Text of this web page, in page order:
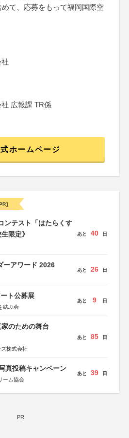
て、応募をもって福岡国際空
広報課 TR係
ホームページ
ンテスト「はたらくす
限定》
あと 40 日
ーアワード 2026
あと 26 日
ト公募展
結ぶ会
あと 9 日
のための舞台
株式会社
あと 85 日
真投稿キャンペーン
ーム協会
あと 39 日
PR